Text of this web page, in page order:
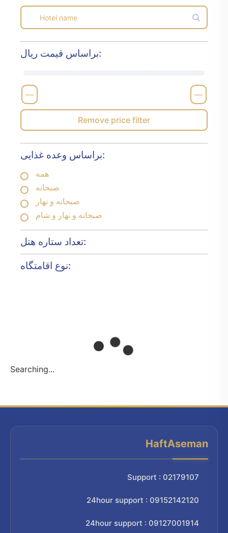
براساس قیمت ریال:
—
—
Remove price filter
براساس وعده غذایی:
همه
صبحانه
صبحانه و نهار
صبحانه و نهار و شام
تعداد ستاره هتل:
نوع اقامتگاه:
Searching...
HaftAseman
Support : 02179107
24hour support : 09152142120
24hour support : 09127001914